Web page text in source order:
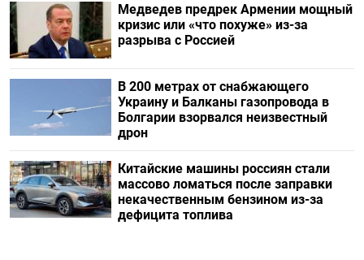
Медведев предрек Армении мощный
кризис или «что похуже» из-за
разрыва с Россией
В 200 метрах от снабжающего
Украину и Балканы газопровода в
Болгарии взорвался неизвестный
дрон
Китайские машины россиян стали
массово ломаться после заправки
некачественным бензином из-за
дефицита топлива